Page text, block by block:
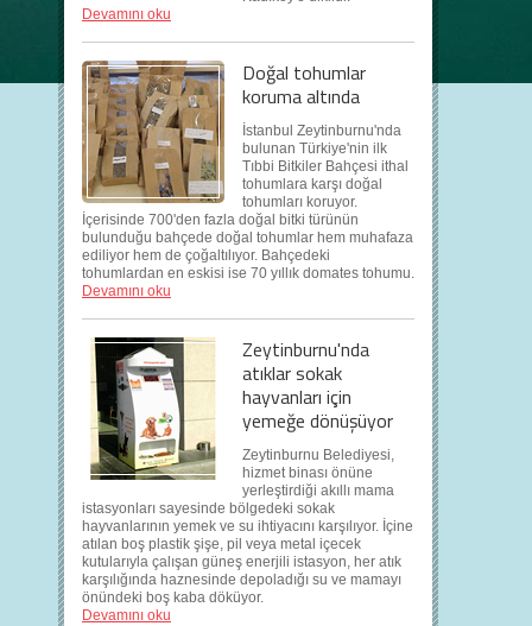
Devamını oku
Doğal tohumlar
koruma altında
İstanbul Zeytinburnu'nda
bulunan Türkiye'nin ilk
Tıbbi Bitkiler Bahçesi ithal
tohumlara karşı doğal
tohumları koruyor.
İçerisinde 700'den fazla doğal bitki türünün
bulunduğu bahçede doğal tohumlar hem muhafaza
ediliyor hem de çoğaltılıyor. Bahçedeki
tohumlardan en eskisi ise 70 yıllık domates tohumu.
Devamını oku
Zeytinburnu'nda
atıklar sokak
hayvanları için
yemeğe dönüşüyor
Zeytinburnu Belediyesi,
hizmet binası önüne
yerleştirdiği akıllı mama
istasyonları sayesinde bölgedeki sokak
hayvanlarının yemek ve su ihtiyacını karşılıyor. İçine
atılan boş plastik şişe, pil veya metal içecek
kutularıyla çalışan güneş enerjili istasyon, her atık
karşılığında haznesinde depoladığı su ve mamayı
önündeki boş kaba döküyor.
Devamını oku